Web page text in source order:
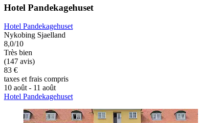
Hotel Pandekagehuset
Hotel Pandekagehuset
Nykobing Sjaelland
8,0/10
Très bien
(147 avis)
83 €
taxes et frais compris
10 août - 11 août
Hotel Pandekagehuset